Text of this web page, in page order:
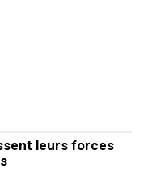
leurs forces